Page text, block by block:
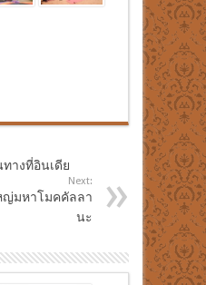
างที่อินเดีย
Next:
ญ่มหาโมคคัลลา
นะ